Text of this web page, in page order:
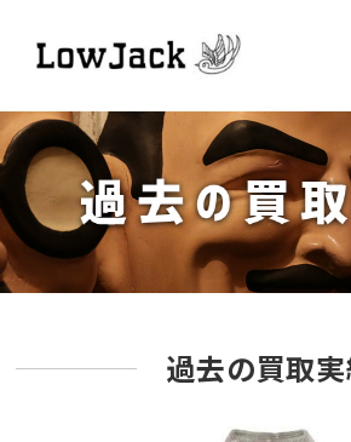
過去の買取